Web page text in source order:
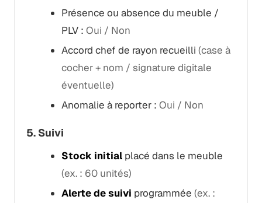
Présence ou absence du meuble /
PLV : Oui / Non
Accord chef de rayon recueilli (case à
cocher + nom / signature digitale
éventuelle)
Anomalie à reporter : Oui / Non
5. Suivi
Stock initialplacé dans le meuble
(ex. : 60 unités)
Alerte de suivi programmée (ex. :